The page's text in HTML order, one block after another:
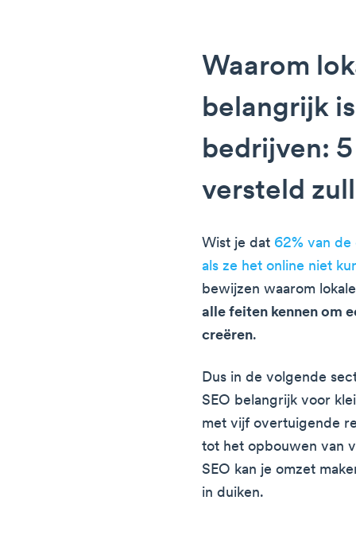
Waarom
belangrijk
bedrijven:
versteld
Wist je dat 62% van
als ze het online niet
bewijzen waarom
alle feiten kennen om
creëren.
Dus in de volgende
SEO belangrijk voor
met vijf overtuigende
tot het opbouwen van
SEO kan je omzet
in duiken.